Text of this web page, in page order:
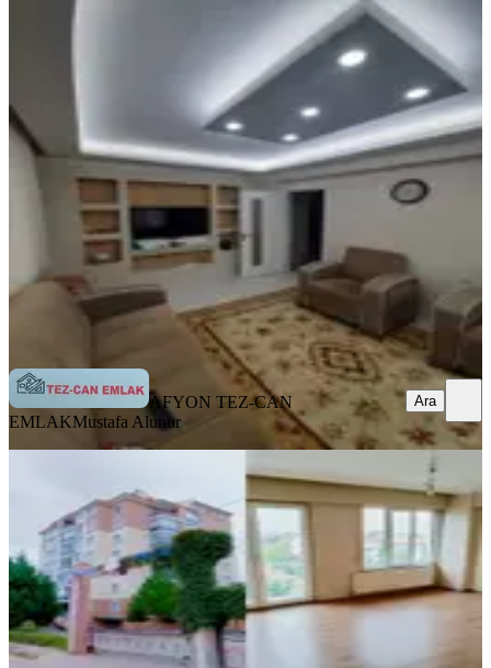
Afyon Tezcan Emlak'tan Kanlıca
Mahallesi 3+1 Güney Cephe 2
Banyolu Daire
Merkez, Kanlıca Mahallesi
3+1·115 m²·1. Kat·06.08.2026
22.000 ₺
AFYON TEZ-CAN EMLAKMustafa Alunur
AFYON TEZ-CAN
EMLAKMustafa Alunur
Ara
Site İçinde Asansörlü Kiralık Ara Kat
2+1 Daire
Merkez, Ali İhsan Paşa Mahallesi
2+1·90 m²·2. Kat·06.08.2026
18.000 ₺